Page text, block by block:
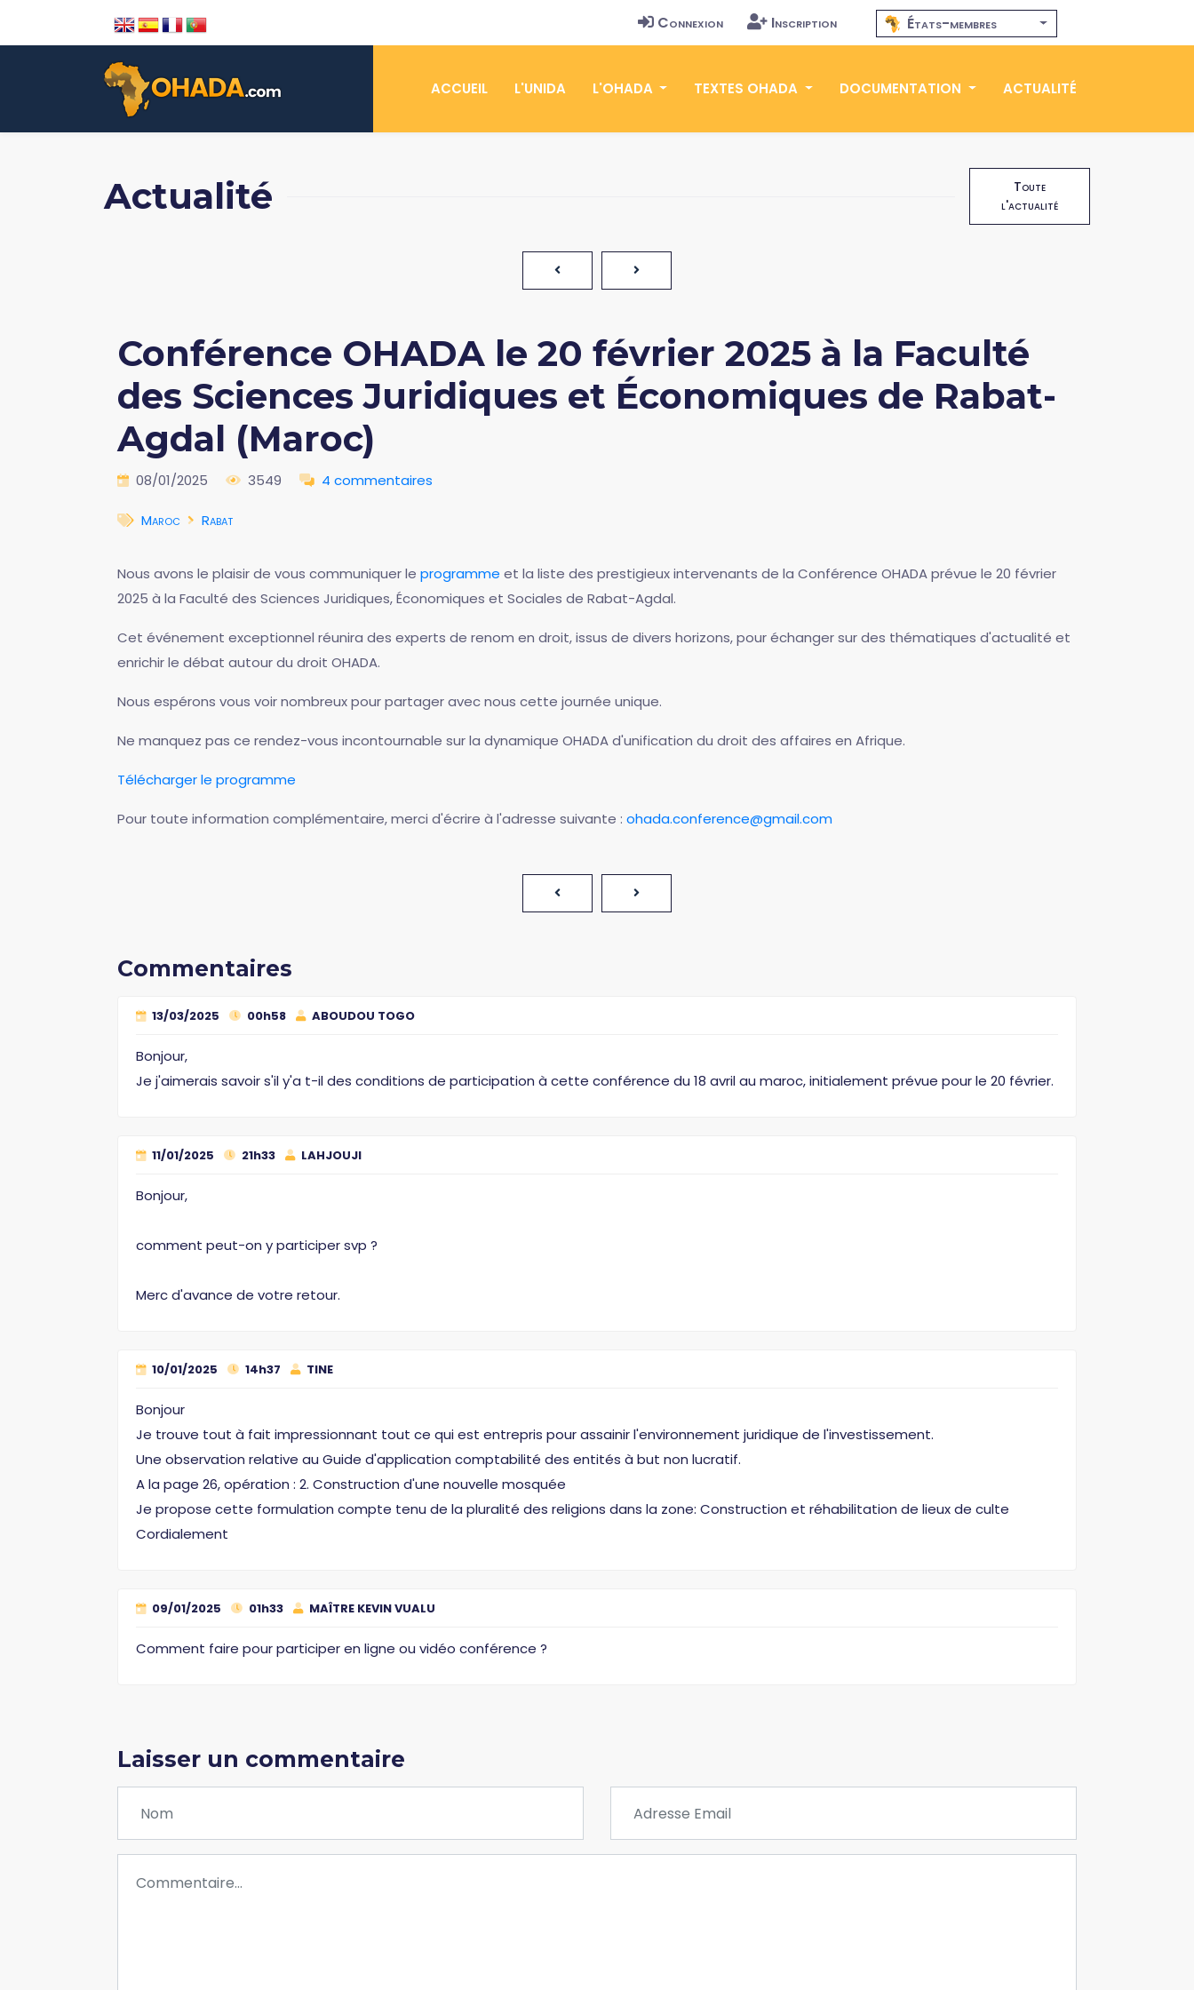
Connexion Inscription États-membres
ACCUEIL L'UNIDA L'OHADA TEXTES OHADA DOCUMENTATION ACTUALITÉ
Actualité
Toute
l'actualité
Conférence OHADA le 20 février 2025 à la Faculté
des Sciences Juridiques et Économiques de Rabat-
Agdal (Maroc)
08/01/2025 3549 4 commentaires
Maroc Rabat
Nous avons le plaisir de vous communiquer le programme et la liste des prestigieux intervenants de la Conférence OHADA prévue le 20 février
2025 à la Faculté des Sciences Juridiques, Économiques et Sociales de Rabat-Agdal.
Cet événement exceptionnel réunira des experts de renom en droit, issus de divers horizons, pour échanger sur des thématiques d'actualité et
enrichir le débat autour du droit OHADA.
Nous espérons vous voir nombreux pour partager avec nous cette journée unique.
Ne manquez pas ce rendez-vous incontournable sur la dynamique OHADA d'unification du droit des affaires en Afrique.
Télécharger le programme
Pour toute information complémentaire, merci d'écrire à l'adresse suivante : ohada.conference@gmail.com
Commentaires
13/03/2025 00h58 ABOUDOU TOGO
Bonjour,
Je j'aimerais savoir s'il y'a t-il des conditions de participation à cette conférence du 18 avril au maroc, initialement prévue pour le 20 février.
11/01/2025 21h33 LAHJOUJI
Bonjour,
comment peut-on y participer svp ?
Merc d'avance de votre retour.
10/01/2025 14h37 TINE
Bonjour
Je trouve tout à fait impressionnant tout ce qui est entrepris pour assainir l'environnement juridique de l'investissement.
Une observation relative au Guide d'application comptabilité des entités à but non lucratif.
A la page 26, opération : 2. Construction d'une nouvelle mosquée
Je propose cette formulation compte tenu de la pluralité des religions dans la zone: Construction et réhabilitation de lieux de culte
Cordialement
09/01/2025 01h33 MAÎTRE KEVIN VUALU
Comment faire pour participer en ligne ou vidéo conférence ?
Laisser un commentaire